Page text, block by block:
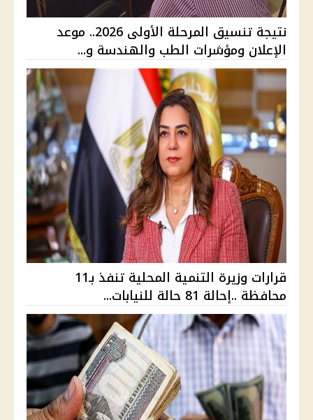
نتيجة تنسيق المرحلة الأولى 2026.. موعد
الإعلان ومؤشرات الطب والهندسة و...
قرارات وزيرة التنمية المحلية تنفذ بـ11
محافظة ..إحالة 81 حالة للنيابات...